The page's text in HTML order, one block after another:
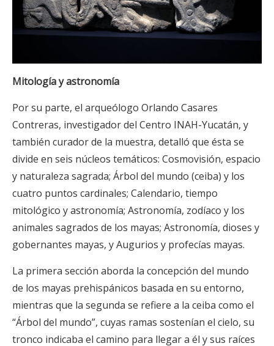
Mitología y astronomía
Por su parte, el arqueólogo Orlando Casares
Contreras, investigador del Centro INAH-Yucatán, y
también curador de la muestra, detalló que ésta se
divide en seis núcleos temáticos: Cosmovisión, espacio
y naturaleza sagrada; Árbol del mundo (ceiba) y los
cuatro puntos cardinales; Calendario, tiempo
mitológico y astronomía; Astronomía, zodíaco y los
animales sagrados de los mayas; Astronomía, dioses y
gobernantes mayas, y Augurios y profecías mayas.
La primera sección aborda la concepción del mundo
de los mayas prehispánicos basada en su entorno,
mientras que la segunda se refiere a la ceiba como el
“Árbol del mundo”, cuyas ramas sostenían el cielo, su
tronco indicaba el camino para llegar a él y sus raíces